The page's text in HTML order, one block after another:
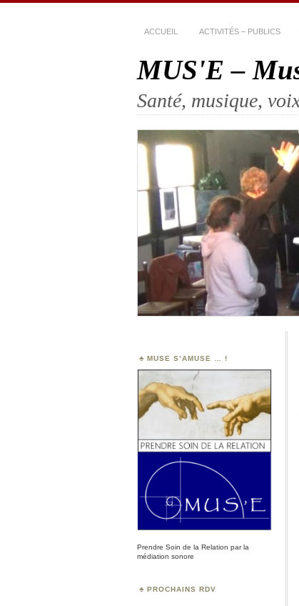
ACCUEIL ACTIVITÉS – PUBLICS
MUS'E –
Santé, musique,
MUSE S’AMUSE … !
Prendre Soin de la Relation par la
médiation sonore
PROCHAINS RDV